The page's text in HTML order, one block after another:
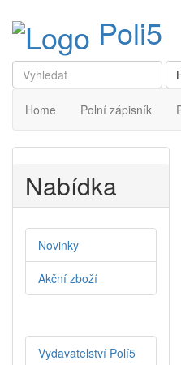
Poli5
Home Polní zápisník
Nabídka
Novinky
Akční zboží
Vydavatelství Polí5